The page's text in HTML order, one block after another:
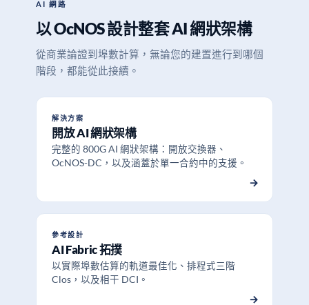
AI 網路
以 OcNOS 設計整套 AI 網狀架構
從商業論證到埠數計算，無論您的建置進行到哪個
階段，都能從此接續。
解決方案
開放 AI 網狀架構
完整的 800G AI 網狀架構：開放交換器、
OcNOS-DC，以及涵蓋於單一合約中的支援。
→
參考設計
AI Fabric 拓撲
以實際埠數估算的軌道最佳化、排程式三階
Clos，以及相干 DCI。
→